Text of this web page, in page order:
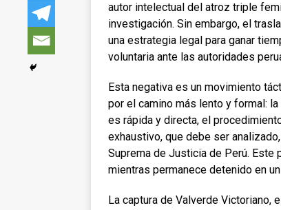
autor intelectual del atroz triple
investigación. Sin embargo, el
una estrategia legal para ganar
voluntaria ante las autoridades
Esta negativa es un movimiento
por el camino más lento y formal:
es rápida y directa, el
exhaustivo, que debe ser
Suprema de Justicia de Perú.
mientras permanece detenido en
La captura de Valverde Victoriano,